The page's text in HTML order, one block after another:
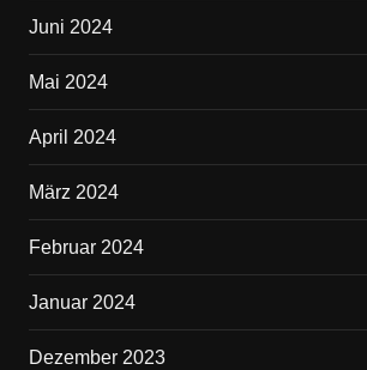
Juni 2024
Mai 2024
April 2024
März 2024
Februar 2024
Januar 2024
Dezember 2023